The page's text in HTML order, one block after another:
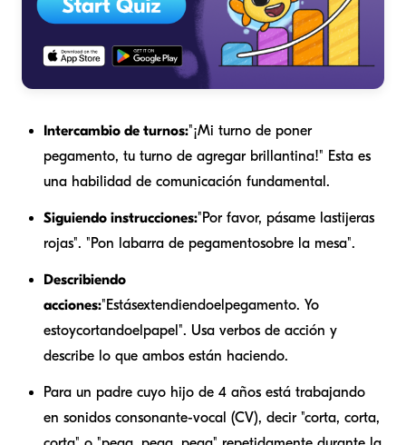
Intercambio de turnos:"¡Mi turno de poner
pegamento, tu turno de agregar brillantina!" Esta es
una habilidad de comunicación fundamental.
Siguiendo instrucciones:"Por favor, pásame lastijeras
rojas". "Pon labarra de pegamentosobre la mesa".
Describiendo
acciones:"Estásextendiendoel pegamento. Yo
estoycortandoel papel ". Usa verbos de acción y
describe lo que ambos están haciendo.
Para un padre cuyo hijo de 4 años está trabajando
en sonidos consonante-vocal (CV), decir "corta, corta,